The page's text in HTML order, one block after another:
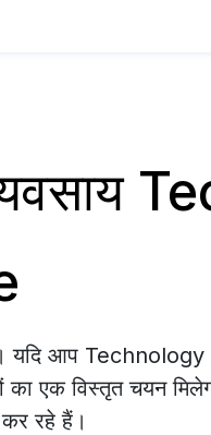
हैं। यदि आप
का एक विस्तृत चयन
रहे हैं।